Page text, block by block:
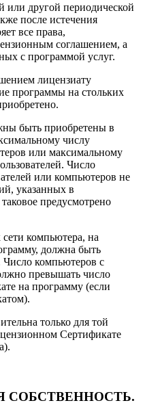
или другой периодической
после истечения
все права,
соглашением, а
с программой услуг.
лицензиату
программы на стольких
быть приобретены в
числу
или максимальному
Число
или компьютеров не
указанных в
предусмотрено
компьютера, на
должна быть
Число компьютеров с
превышать число
на программу (если
только для той
Сертификате
СОБСТВЕННОСТЬ.